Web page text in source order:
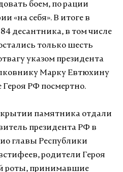
боем, по рации
«на себя». В итоге в
десантника, в том числе
только шесть
указом президента
Марку Евтюхину
РФ посмертно.
памятника отдали
президента РФ в
главы Республики
родители Героя
роты, принимавшие